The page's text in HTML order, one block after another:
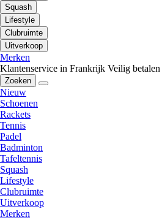
Squash
Lifestyle
Clubruimte
Uitverkoop
Merken
Klantenservice in Frankrijk Veilig betalen
Zoeken
Nieuw
Schoenen
Rackets
Tennis
Padel
Badminton
Tafeltennis
Squash
Lifestyle
Clubruimte
Uitverkoop
Merken